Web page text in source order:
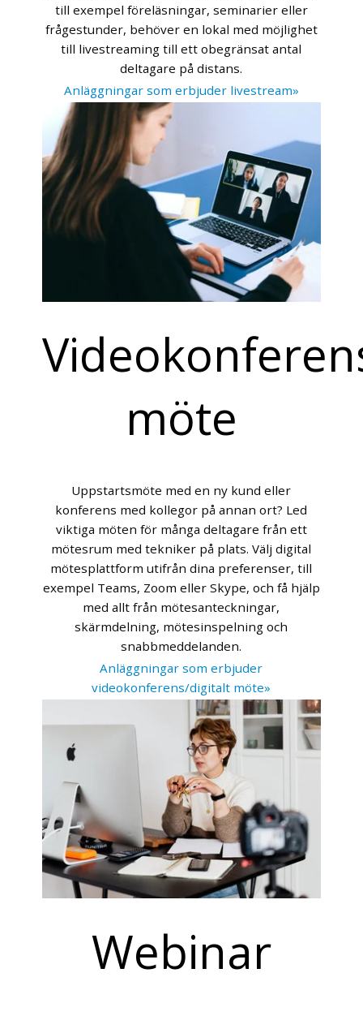
till exempel föreläsningar, seminarier eller
frågestunder, behöver en lokal med möjlighet
till livestreaming till ett obegränsat antal
deltagare på distans.
Anläggningar som erbjuder livestream»
möte
Uppstartsmöte med en ny kund eller
konferens med kollegor på annan ort? Led
viktiga möten för många deltagare från ett
mötesrum med tekniker på plats. Välj digital
mötesplattform utifrån dina preferenser, till
exempel Teams, Zoom eller Skype, och få hjälp
med allt från mötesanteckningar,
skärmdelning, mötesinspelning och
snabbmeddelanden.
Anläggningar som erbjuder
videokonferens/digitalt möte»
Webinar